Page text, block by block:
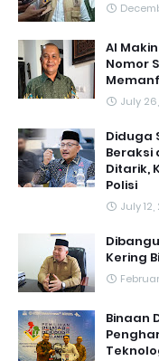
AI
Nomor
July
Diduga
Beraksi
Ditarik,
Polisi
July
Kering
Binaan